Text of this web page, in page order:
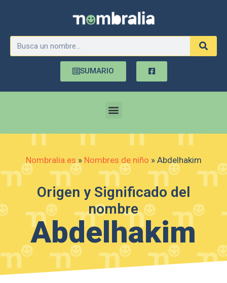
SUMARIO
Nombralia.es » Nombres de niño » Abdelhakim
Origen y Significado del
nombre
Abdelhakim